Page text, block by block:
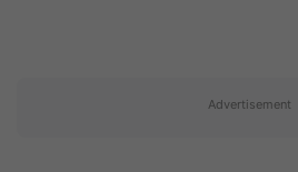
Advertisement